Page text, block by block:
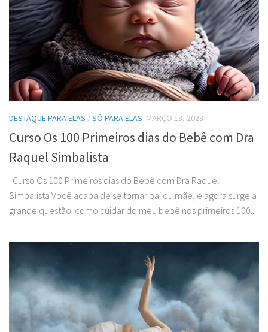
DESTAQUE PARA ELAS /SÓ PARA ELAS MARÇO 13, 2023
Curso Os 100 Primeiros dias do Bebê com Dra
Raquel Simbalista
Curso Os 100 Primeiros dias do Bebê com Dra Raquel
Simbalista Você acaba de se tornar pai ou mãe, e agora surge a
grande questão: como cuidar do meu bebê nos primeiros 100...